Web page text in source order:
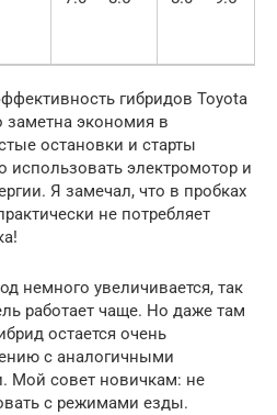
гибридов Toyota
экономия в
остановки и старты
электромотор и
Я замечал, что в пробках
не потребляет
немного увеличивается, так
работает чаще. Но даже там
остается очень
с аналогичными
Мой совет новичкам: не
с режимами езды.